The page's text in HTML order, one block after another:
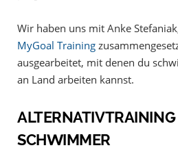
Wir haben uns mit Anke
MyGoal Training
ausgearbeitet, mit denen du
an Land arbeiten kannst.
SCHWIMMER